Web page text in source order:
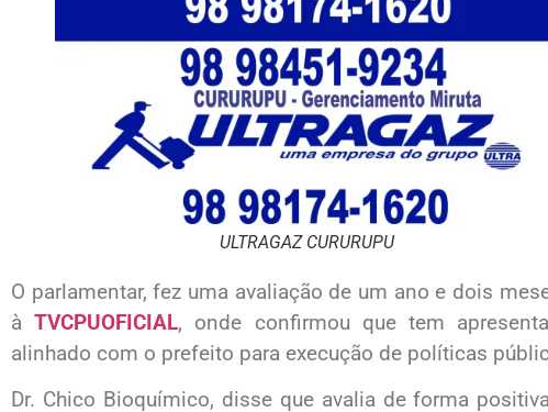
ULTRAGAZ CURURUPU
O parlamentar, fez uma avaliação de um ano e dois
àTVCPUOFICIAL, onde confirmou que tem
alinhado com o prefeito para execução de políticas
Dr. Chico Bioquímico, disse que avalia de forma